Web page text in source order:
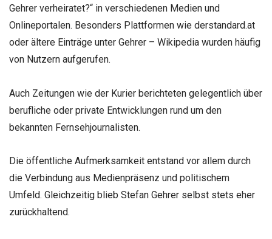
Gehrer verheiratet?“ in verschiedenen Medien und
Onlineportalen. Besonders Plattformen wie derstandard.at
oder ältere Einträge unter Gehrer – Wikipedia wurden häufig
von Nutzern aufgerufen.
Auch Zeitungen wie der Kurier berichteten gelegentlich über
berufliche oder private Entwicklungen rund um den
bekannten Fernsehjournalisten.
Die öffentliche Aufmerksamkeit entstand vor allem durch
die Verbindung aus Medienpräsenz und politischem
Umfeld. Gleichzeitig blieb Stefan Gehrer selbst stets eher
zurückhaltend.